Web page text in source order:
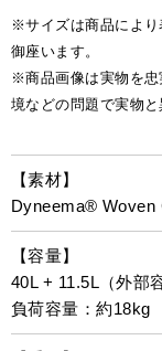
※サイズは商品によ
御座います。
※商品画像は実物を
境などの問題で実物と
【素材】
Dyneema® Woven
【容量】
40L + 11.5L（外部
負荷容量：約18kg